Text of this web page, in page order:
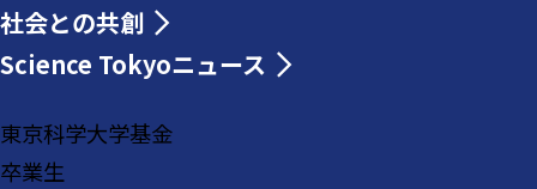
社会との共創
Science Tokyoニュース
東京科学大学基金
卒業生